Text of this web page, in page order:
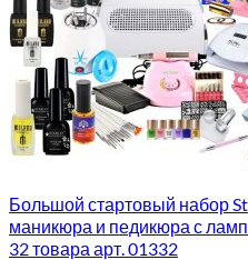
Большой стартовый набор
маникюра и педикюра с
32 товара арт. 01332